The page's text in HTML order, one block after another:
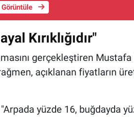
Kırıklığıdır"
gerçekleştiren
açıklanan fiyatların
yüzde 16, buğdayda